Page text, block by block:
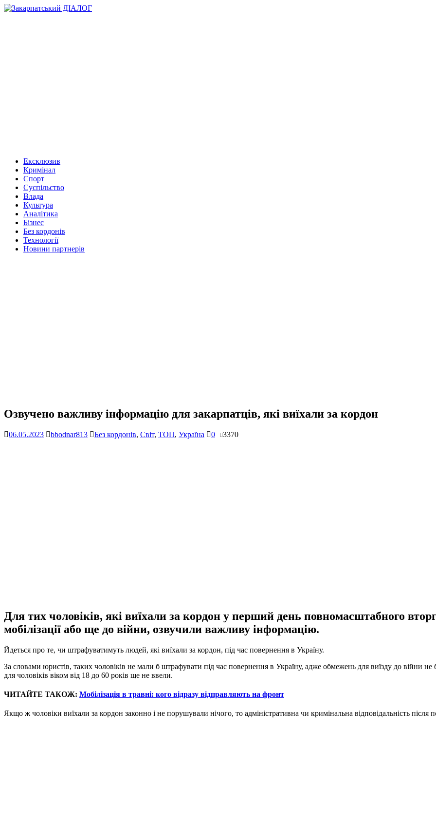
Ексклюзив
Кримінал
Спорт
Суспільство
Влада
Культура
Аналітика
Бізнес
Без кордонів
Технології
Новини партнерів
Озвучено важливу інформацію для закарпатців, які виїхали за кордон
06.05.2023 bbodnar813 Без кордонів, Світ, ТОП, Україна 0 3370
Для тих чоловіків, які виїхали за кордон у перший день повномасштабного
мобілізації або ще до війни, озвучили важливу інформацію.
Йдеться про те, чи штрафуватимуть людей, які виїхали за кордон, під час повернення в Україну.
За словами юристів, таких чоловіків не мали б штрафувати під час повернення в Україну, адже обмежень для виїзду до війни
для чоловіків віком від 18 до 60 років ще не ввели.
ЧИТАЙТЕ ТАКОЖ: Мобілізація в травні: кого відразу відправляють на фронт
Якщо ж чоловіки виїхали за кордон законно і не порушували нічого, то адміністративна чи кримінальна відповідальність після